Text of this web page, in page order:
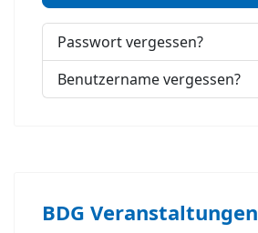
Passwort vergessen?
Benutzername vergessen?
BDG Veranstaltungen